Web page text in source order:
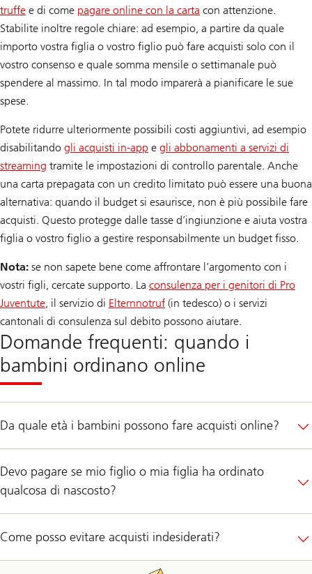
truffe e di come pagare online con la carta con attenzione.
Stabilite inoltre regole chiare: ad esempio, a partire da quale
importo vostra figlia o vostro figlio può fare acquisti solo con il
vostro consenso e quale somma mensile o settimanale può
spendere al massimo. In tal modo imparerà a pianificare le sue
spese.
Potete ridurre ulteriormente possibili costi aggiuntivi, ad esempio
disabilitando gli acquisti in-app e gli abbonamenti a servizi di
streaming tramite le impostazioni di controllo parentale. Anche
una carta prepagata con un credito limitato può essere una buona
alternativa: quando il budget si esaurisce, non è più possibile fare
acquisti. Questo protegge dalle tasse d’ingiunzione e aiuta vostra
figlia o vostro figlio a gestire responsabilmente un budget fisso.
Nota: se non sapete bene come affrontare l’argomento con i
vostri figli, cercate supporto. La consulenza per i genitori di Pro
Juventute, il servizio di Elternnotruf (in tedesco) o i servizi
cantonali di consulenza sul debito possono aiutare.
Domande frequenti: quando i
bambini ordinano online
Da quale età i bambini possono fare acquisti online?
Devo pagare se mio figlio o mia figlia ha ordinato
qualcosa di nascosto?
Come posso evitare acquisti indesiderati?